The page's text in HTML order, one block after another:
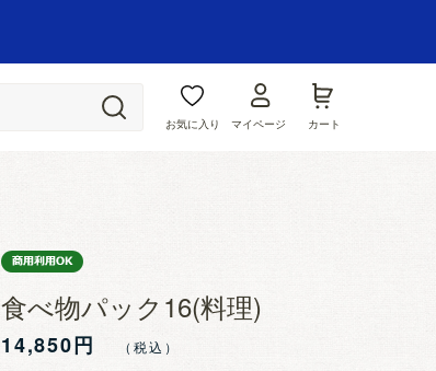
お気に入り マイページ カート
食べ物パック16(料理)
14,850円